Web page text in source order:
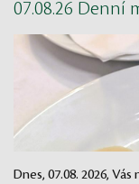
07.08.26 Denní
Dnes, 07.08. 2026,